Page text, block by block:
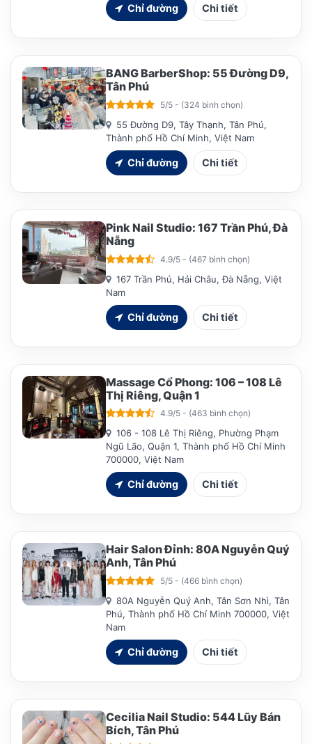
Chỉ đường Chi tiết
BANG BarberShop: 55 Đường D9,
Tân Phú
5/5 - (324 bình chọn)
55 Đường D9, Tây Thạnh, Tân Phú,
Thành phố Hồ Chí Minh, Việt Nam
Chỉ đường Chi tiết
Pink Nail Studio: 167 Trần Phú, Đà
Nẵng
4.9/5 - (467 bình chọn)
167 Trần Phú, Hải Châu, Đà Nẵng, Việt
Nam
Chỉ đường Chi tiết
Massage Cổ Phong: 106 – 108 Lê
Thị Riêng, Quận 1
4.9/5 - (463 bình chọn)
106 - 108 Lê Thị Riêng, Phường Phạm
Ngũ Lão, Quận 1, Thành phố Hồ Chí Minh
700000, Việt Nam
Chỉ đường Chi tiết
Hair Salon Đỉnh: 80A Nguyễn Quý
Anh, Tân Phú
5/5 - (466 bình chọn)
80A Nguyễn Quý Anh, Tân Sơn Nhì, Tân
Phú, Thành phố Hồ Chí Minh 700000, Việt
Nam
Chỉ đường Chi tiết
Cecilia Nail Studio: 544 Lũy Bán
Bích, Tân Phú